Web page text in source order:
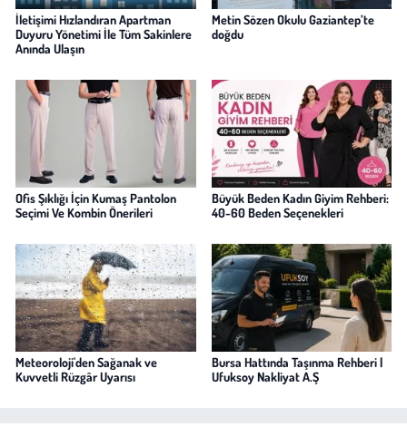
İletişimi Hızlandıran Apartman
Duyuru Yönetimi İle Tüm Sakinlere
Anında Ulaşın
Metin Sözen Okulu Gaziantep’te
doğdu
Ofis Şıklığı İçin Kumaş Pantolon
Seçimi Ve Kombin Önerileri
Büyük Beden Kadın Giyim Rehberi:
40-60 Beden Seçenekleri
Meteoroloji'den Sağanak ve
Kuvvetli Rüzgâr Uyarısı
Bursa Hattında Taşınma Rehberi |
Ufuksoy Nakliyat A.Ş